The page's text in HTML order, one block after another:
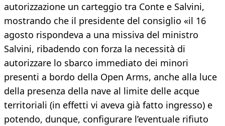
autorizzazione un carteggio tra Conte e Salvini,
mostrando che il presidente del consiglio «il 16
agosto rispondeva a una missiva del ministro
Salvini, ribadendo con forza la necessità di
autorizzare lo sbarco immediato dei minori
presenti a bordo della Open Arms, anche alla luce
della presenza della nave al limite delle acque
territoriali (in effetti vi aveva già fatto ingresso) e
potendo, dunque, configurare l’eventuale rifiuto